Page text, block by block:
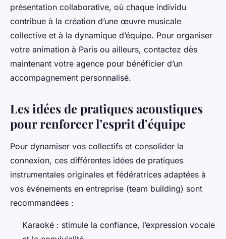
présentation collaborative, où chaque individu
contribue à la création d’une œuvre musicale
collective et à la dynamique d’équipe. Pour organiser
votre animation à Paris ou ailleurs, contactez dès
maintenant votre agence pour bénéficier d’un
accompagnement personnalisé.
Les idées de pratiques acoustiques
pour renforcer l’esprit d’équipe
Pour dynamiser vos collectifs et consolider la
connexion, ces différentes idées de pratiques
instrumentales originales et fédératrices adaptées à
vos événements en entreprise (team building) sont
recommandées :
Karaoké : stimule la confiance, l’expression vocale